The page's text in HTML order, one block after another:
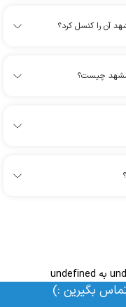
آن را کنسل کرد؟
مشهد چیست؟
تماس بگیرین :)